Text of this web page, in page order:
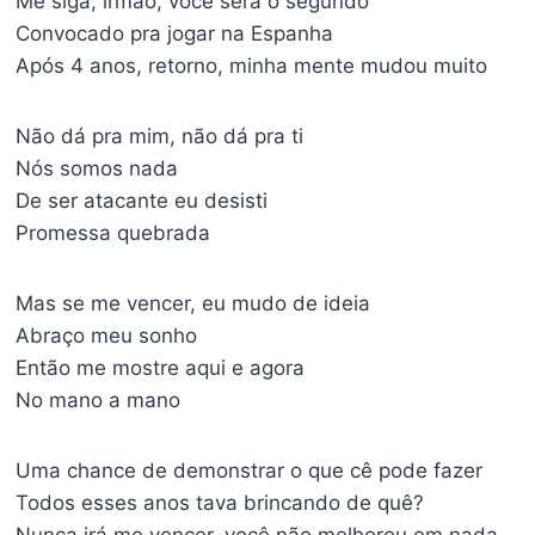
Convocado pra jogar na Espanha
Após 4 anos, retorno, minha mente mudou muito
Não dá pra mim, não dá pra ti
Nós somos nada
De ser atacante eu desisti
Promessa quebrada
Mas se me vencer, eu mudo de ideia
Abraço meu sonho
Então me mostre aqui e agora
No mano a mano
Uma chance de demonstrar o que cê pode fazer
Todos esses anos tava brincando de quê?